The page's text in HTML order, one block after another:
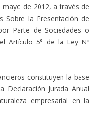
mayo de 2012, a través de
Sobre la Presentación de
Parte de Sociedades o
Artículo 5° de la Ley Nº
constituyen la base
Declaración Jurada Anual
empresarial en la